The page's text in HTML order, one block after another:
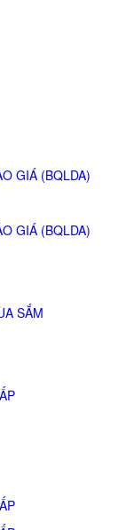
GIÁ (BQLDA)
GIÁ (BQLDA)
SẮM